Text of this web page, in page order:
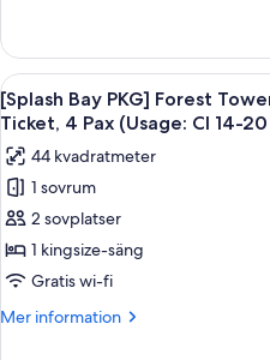
King+Breakfast
for
Club
Kitchen
2nd
session]
Forest
Accessible
King+Breakfast
for
2(9:00~10:30am)+Wellness
Club
Öppna
alla
foton
för
[Splash
Bay
PKG]
Forest
Tower
5
[Splash Bay PKG] Forest
Ticket, 4 Pax (Usage: CI 14-
44 kvadratmeter
1 sovrum
2 sovplatser
1 kingsize-säng
Gratis wi-fi
Mer information
Mer